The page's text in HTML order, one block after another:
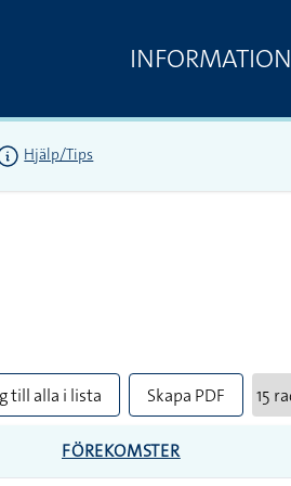
INFORMATION
Hjälp/Tips
till alla i lista Skapa PDF
FÖREKOMSTER